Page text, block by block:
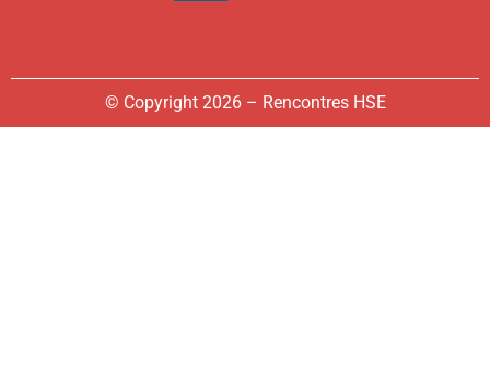
© Copyright 2026 – Rencontres HSE